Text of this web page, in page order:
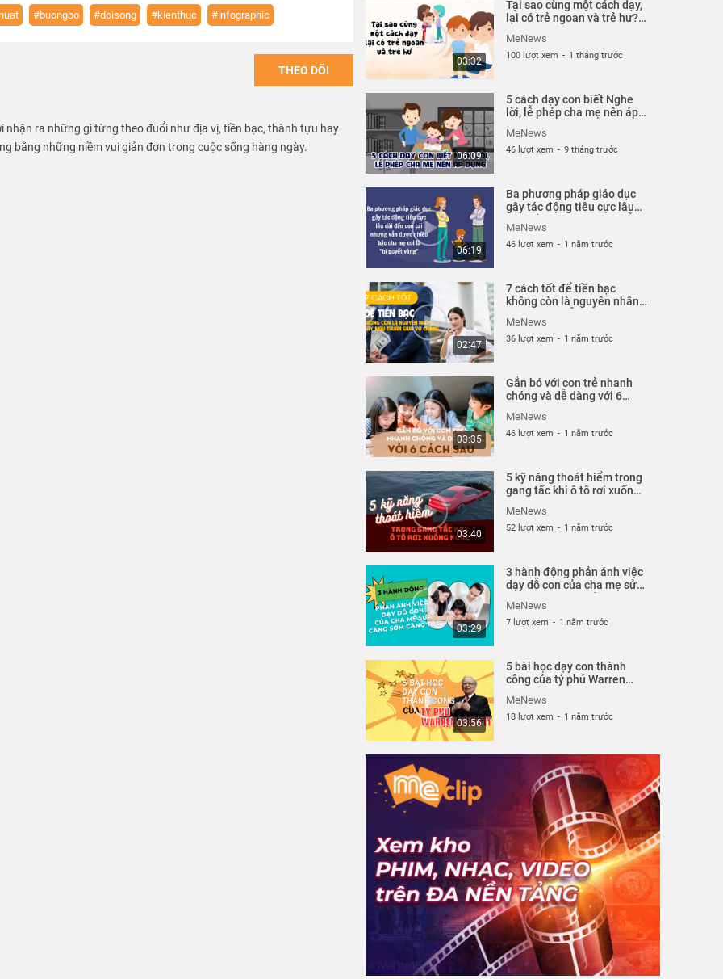
#buongbo #doisong #kienthuc #infographic
THEO DÕI
nhận ra những gì từng theo đuổi như địa vị, tiền bạc, thành tựu hay
bằng những niềm vui giản đơn trong cuộc sống hàng ngày.
03:32
Tại sao cùng một cách dạy,
lại có trẻ ngoan và trẻ hư?|
MeNews
100 lượt xem - 1 tháng trước
06:09
5 cách dạy con biết Nghe
lời, lễ phép cha mẹ nên áp
MeNews
46 lượt xem - 9 tháng trước
06:19
Ba phương pháp giáo dục
gây tác động tiêu cực lâu
được nhiều bậc cha mẹ coi
là "bí quyết vàng"| MeNews
MeNews
46 lượt xem - 1 năm trước
02:47
7 cách tốt để tiền bạc
không còn là nguyên nhân
chồng| MeNews
MeNews
36 lượt xem - 1 năm trước
03:35
Gắn bó với con trẻ nhanh
chóng và dễ dàng với 6
MeNews
46 lượt xem - 1 năm trước
03:40
5 kỹ năng thoát hiểm trong
gang tấc khi ô tô rơi xuống
MeNews
52 lượt xem - 1 năm trước
03:29
3 hành động phản ánh việc
dạy dỗ con của cha mẹ sửa
MeNews
MeNews
7 lượt xem - 1 năm trước
03:56
5 bài học dạy con thành
công của tỷ phú Warren
MeNews
18 lượt xem - 1 năm trước